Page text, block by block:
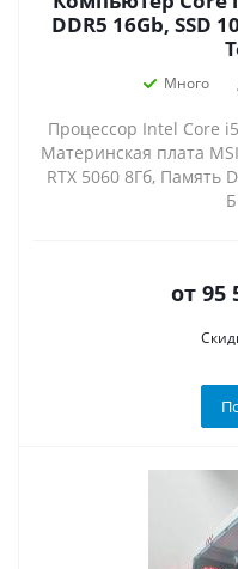
DDR5 16Gb, SSD 1000Гб, H610M. Купить в
Много
Процессор Intel Core
Материнская плата
RTX 5060 8Гб, Память
от 95